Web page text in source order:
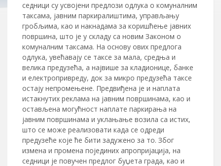
седници су усвојени предлози одлука о комуналним
таксама, јавним паркиралиштима, управљању
гробљима, као и накнадама за коришћење јавних
површина, што је у складу са новим Законом о
комуналним таксама. На основу ових предлога
одлука, увећавају се таксе за мала, средња и
велика предузећа, а највише за кладионице, банке
и електропривреду, док за микро предузећа таксе
остају непромењене. Предвиђена је и наплата
истакнутих реклама на јавним површинама, као и
остављена могућност наплате паркирања на
јавним површинама и уклањање возила са истих,
што се може реализовати када се одреди
предузеће које ће бити задужено за то. Због
измена и промена појединих апропријација, на
седници је повучен предлог буџета града, као и